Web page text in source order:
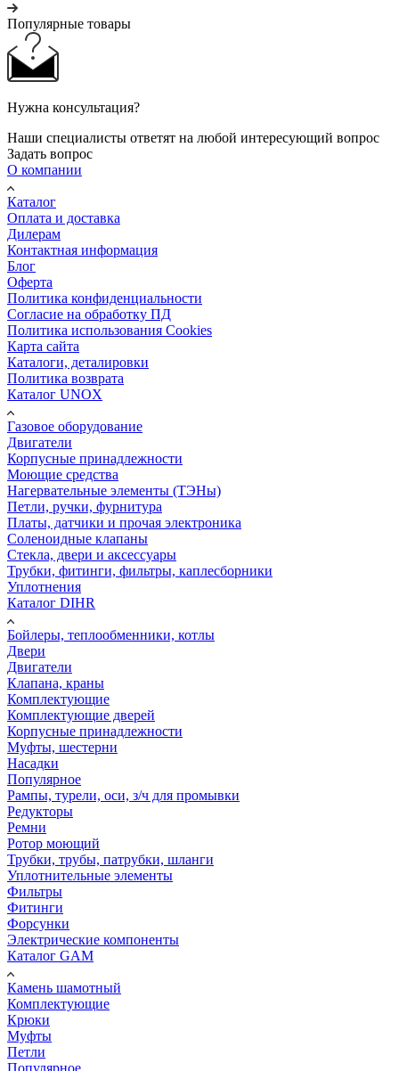
Популярные товары
Нужна консультация?
Наши специалисты ответят на любой интересующий вопрос
Задать вопрос
О компании
Каталог
Оплата и доставка
Дилерам
Контактная информация
Блог
Оферта
Политика конфиденциальности
Согласие на обработку ПД
Политика использования Cookies
Карта сайта
Каталоги, деталировки
Политика возврата
Каталог UNOX
Газовое оборудование
Двигатели
Корпусные принадлежности
Моющие средства
Нагервательные элементы (ТЭНы)
Петли, ручки, фурнитура
Платы, датчики и прочая электроника
Соленоидные клапаны
Стекла, двери и аксессуары
Трубки, фитинги, фильтры, каплесборники
Уплотнения
Каталог DIHR
Бойлеры, теплообменники, котлы
Двери
Двигатели
Клапана, краны
Комплектующие
Комплектующие дверей
Корпусные принадлежности
Муфты, шестерни
Насадки
Популярное
Рампы, турели, оси, з/ч для промывки
Редукторы
Ремни
Ротор моющий
Трубки, трубы, патрубки, шланги
Уплотнительные элементы
Фильтры
Фитинги
Форсунки
Электрические компоненты
Каталог GAM
Камень шамотный
Комплектующие
Крюки
Муфты
Петли
Популярное